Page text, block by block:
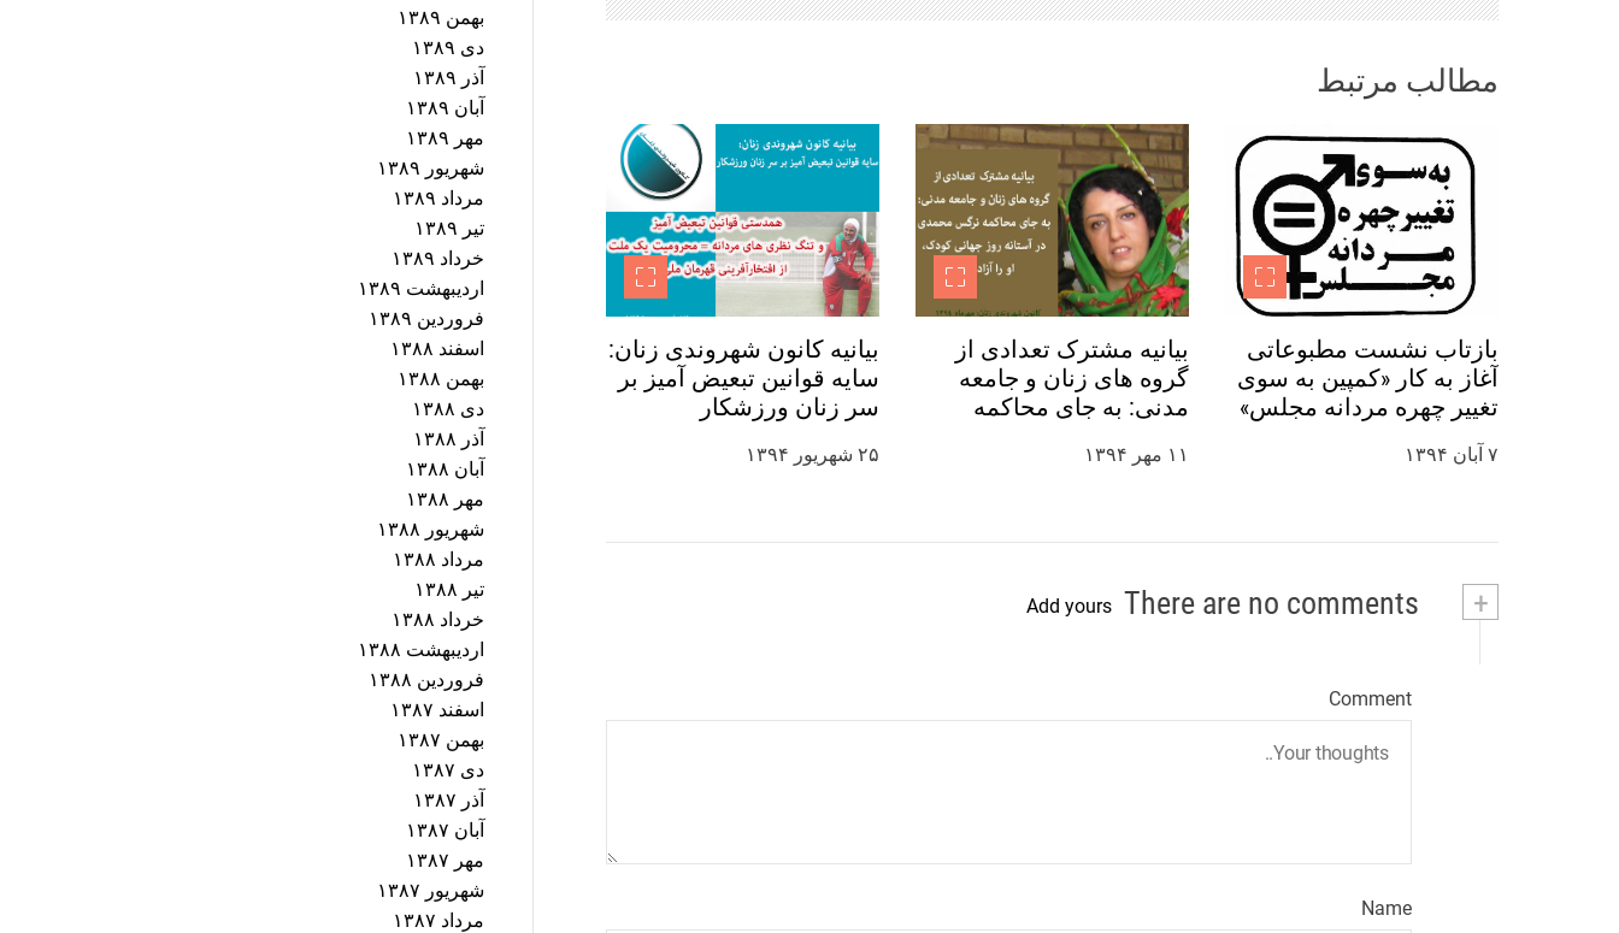
و
ش
مطالب مرتبط
بازتاب نشست مطبوعاتی
آغاز به کار «کمپین به سوی
تغییر چهره مردانه مجلس»
در رسانه ها
۷ آبان ۱۳۹۴
بیانیه مشترک تعدادی از
گروه های زنان و جامعه
مدنی: به جای محاکمه
روز جهانی کودک، او را آزاد
۱۱ مهر ۱۳۹۴
بیانیه کانون شهروندی زنان:
سایه قوانین تبعیض آمیز بر
سر زنان ورزشکار
۲۵ شهریور ۱۳۹۴
+
Add yours
Comment
Name
بهمن ۱۳۸۹
دی ۱۳۸۹
آذر ۱۳۸۹
آبان ۱۳۸۹
مهر ۱۳۸۹
شهریور ۱۳۸۹
مرداد ۱۳۸۹
تیر ۱۳۸۹
خرداد ۱۳۸۹
اردیبهشت ۱۳۸۹
فروردین ۱۳۸۹
اسفند ۱۳۸۸
بهمن ۱۳۸۸
دی ۱۳۸۸
آذر ۱۳۸۸
آبان ۱۳۸۸
مهر ۱۳۸۸
شهریور ۱۳۸۸
مرداد ۱۳۸۸
تیر ۱۳۸۸
خرداد ۱۳۸۸
اردیبهشت ۱۳۸۸
فروردین ۱۳۸۸
اسفند ۱۳۸۷
بهمن ۱۳۸۷
دی ۱۳۸۷
آذر ۱۳۸۷
آبان ۱۳۸۷
مهر ۱۳۸۷
شهریور ۱۳۸۷
مرداد ۱۳۸۷